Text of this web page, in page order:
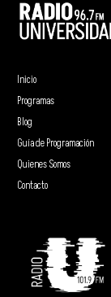
Inicio
Programas
Blog
Guía de Programación
Quienes Somos
Contacto